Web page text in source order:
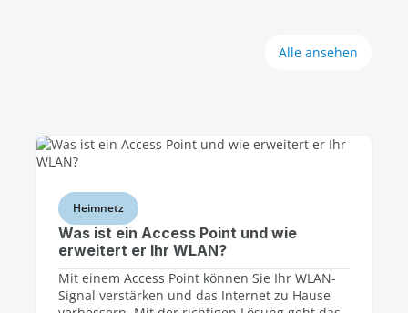
Alle ansehen
Heimnetz
Was ist ein Access Point und wie
erweitert er Ihr WLAN?
Mit einem Access Point können Sie Ihr WLAN-
Signal verstärken und das Internet zu Hause